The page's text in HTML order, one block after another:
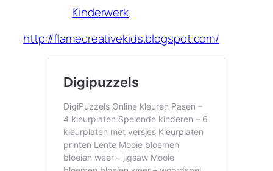
Kinderwerk
http://flamecreativekids.blogspot.com/